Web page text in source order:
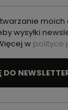
wysyłki
w polityce
DO